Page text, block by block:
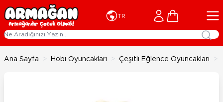
İçeriğe geç
TR Cart
Ana Sayfa > Hobi Oyuncakları > Çeşitli Eğlence Oyuncakları >